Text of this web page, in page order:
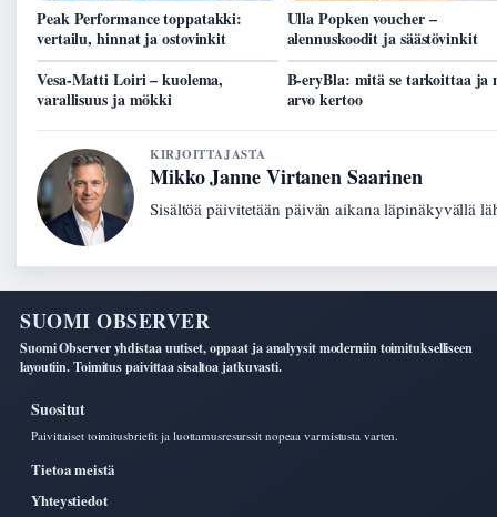
Peak Performance toppatakki:
vertailu, hinnat ja ostovinkit
Ulla Popken voucher –
alennuskoodit ja säästövinkit
Vesa-Matti Loiri – kuolema,
varallisuus ja mökki
B-eryBla: mitä se tarkoittaa ja
arvo kertoo
KIRJOITTAJASTA
Mikko Janne Virtanen Saarinen
Sisältöä päivitetään päivän aikana läpinäkyvällä
SUOMI OBSERVER
Suomi Observer yhdistaa uutiset, oppaat ja analyysit moderniin toimitukselliseen
layoutiin. Toimitus paivittaa sisaltoa jatkuvasti.
Suositut
Paivittaiset toimitusbriefit ja luottamusresurssit nopeaa varmistusta varten.
Tietoa meistä
Yhteystiedot